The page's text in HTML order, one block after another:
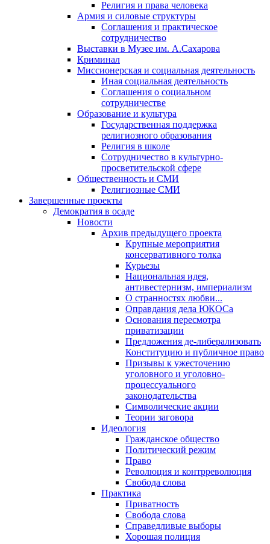
Религия и права человека
Армия и силовые структуры
Соглашения и практическое
сотрудничество
Выставки в Музее им. А.Сахарова
Криминал
Миссионерская и социальная деятельность
Иная социальная деятельность
Соглашения о социальном
сотрудничестве
Образование и культура
Государственная поддержка
религиозного образования
Религия в школе
Сотрудничество в культурно-
просветительской сфере
Общественность и СМИ
Религиозные СМИ
Завершенные проекты
Демократия в осаде
Новости
Архив предыдущего проекта
Крупные мероприятия
консервативного толка
Курьезы
Национальная идея,
антивестернизм, империализм
О странностях любви...
Оправдания дела ЮКОСа
Основания пересмотра
приватизации
Предложения де-либерализовать
Конституцию и публичное право
Призывы к ужесточению
уголовного и уголовно-
процессуального
законодательства
Символические акции
Теории заговора
Идеология
Гражданское общество
Политический режим
Право
Революция и контрреволюция
Свобода слова
Практика
Приватность
Свобода слова
Справедливые выборы
Хорошая полиция